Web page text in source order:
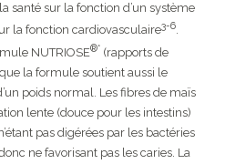
santé sur la fonction d’un système
la fonction cardiovasculaire3-6.
NUTRIOSE®* (rapports de
la formule soutient aussi le
poids normal. Les fibres de maïs
lente (douce pour les intestins)
pas digérées par les bactéries
ne favorisant pas les caries. La